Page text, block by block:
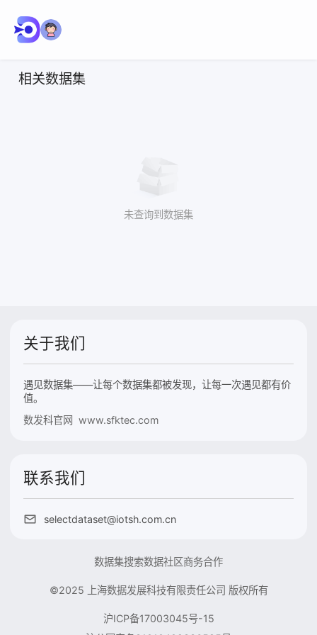
相关数据集
未查询到数据集
关于我们
遇见数据集——让每个数据集都被发现，让每一次遇见都有价
值。
数发科官网 www.sfktec.com
联系我们
selectdataset@iotsh.com.cn
数据集搜索数据社区商务合作
©2025 上海数据发展科技有限责任公司 版权所有
沪ICP备17003045号-15